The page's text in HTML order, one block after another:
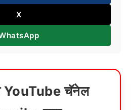
X
YouTube चॅनेल